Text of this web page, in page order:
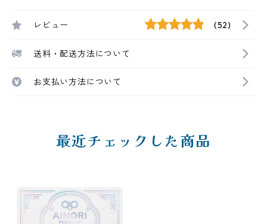
レビュー (52)
送料・配送方法について
お支払い方法について
最近チェックした商品